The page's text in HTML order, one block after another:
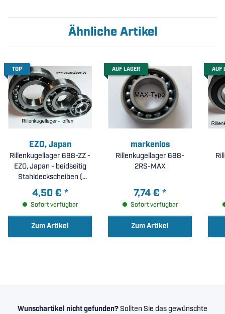
Ähnliche Artikel
TOP
EZO, Japan
Rillenkugellager 688-ZZ -
EZO, Japan - beidseitig
Stahldeckscheiben (
8x16x5mm )
4,50 € *
Sofort verfügbar
Zum Artikel
AUF LAGER
markenlos
Rillenkugellager 688-
2RS-MAX
7,74 € *
Sofort verfügbar
Zum Artikel
AUF
Wunschartikel nicht gefunden? Sollten Sie das gewünschte